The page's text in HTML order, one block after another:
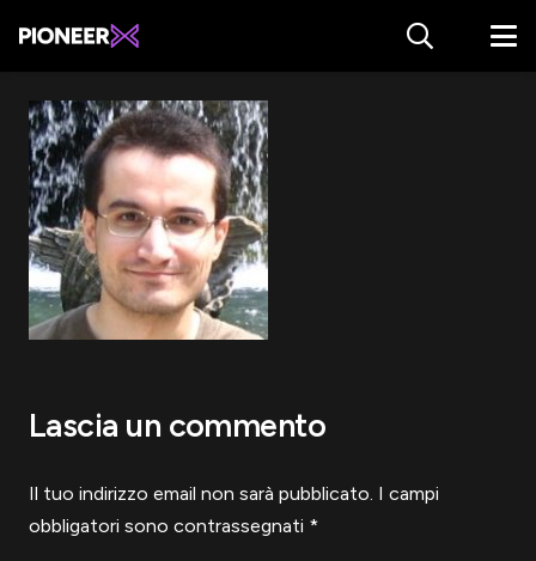
Lascia un commento
Il tuo indirizzo email non sarà pubblicato. I campi
obbligatori sono contrassegnati *